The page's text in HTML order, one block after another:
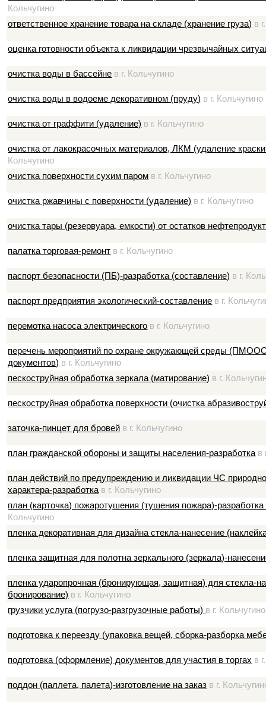
Кольчугино
ответственное хранение товара на складе (хранение груза) в
оценка готовности объекта к ликвидации чрезвычайных
очистка воды в бассейне в г. Кольчугино
очистка воды в водоеме декоративном (пруду) в г. Кольчугино
очистка от граффити (удаление) в г. Кольчугино
очистка от лакокрасочных материалов, ЛКМ (удаление
Кольчугино
очистка поверхности сухим паром в г. Кольчугино
очистка ржавчины с поверхности (удаление) в г. Кольчугино
очистка тары (резервуара, емкости) от остатков
палатка торговая-ремонт в г. Кольчугино
паспорт безопасности (ПБ)-разработка (составление) в г.
паспорт предприятия экологический-составление в г.
перемотка насоса электрического в г. Кольчугино
перечень мероприятий по охране окружающей среды
документов) в г. Кольчугино
пескоструйная обработка зеркала (матирование) в г.
пескоструйная обработка поверхности (очистка
заточка-пинцет для бровей в г. Кольчугино
план гражданской обороны и защиты населения-разработка в
план действий по предупреждению и ликвидации ЧС
характера-разработка в г. Кольчугино
план (карточка) пожаротушения (тушения пожара)-
Кольчугино
пленка декоративная для дизайна стекла-нанесение
пленка защитная для полотна зеркального (зеркала)-
пленка ударопрочная (бронирующая, защитная) для стекла-
бронирование) в г. Кольчугино
грузчики услуга (погрузо-разгрузочные работы) в г. Кольчугино
подготовка к переезду (упаковка вещей, сборка-разборка
подготовка (оформление) документов для участия в торгах в
поддон (паллета, палета)-изготовление на заказ в г.